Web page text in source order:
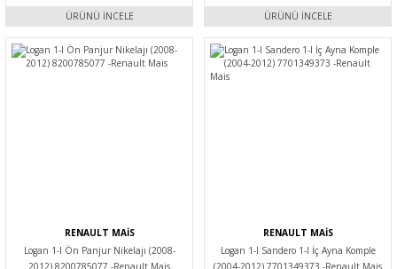
ÜRÜNÜ İNCELE ÜRÜNÜ İNCELE
RENAULT MAİS
Logan 1-I Ön Panjur Nikelajı (2008-
2012) 8200785077 -Renault Mais
RENAULT MAİS
Logan 1-I Sandero 1-I İç Ayna Komple
(2004-2012) 7701349373 -Renault Mais